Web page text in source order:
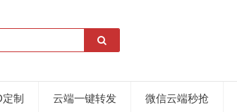
制 云端一键转发 微信云端秒抢